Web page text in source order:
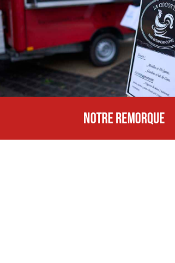
NOTRE REMORQUE